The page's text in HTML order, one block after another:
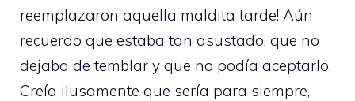
reemplazaron aquella maldita tarde! Aún
recuerdo que estaba tan asustado, que no
dejaba de temblar y que no podía aceptarlo.
Creía ilusamente que sería para siempre,